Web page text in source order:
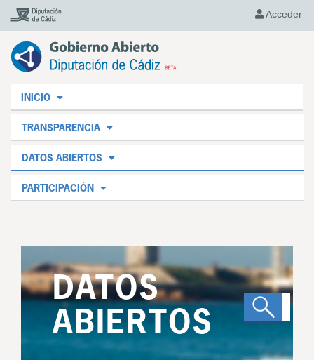
Acceder
INICIO
TRANSPARENCIA
DATOS ABIERTOS
PARTICIPACIÓN
DATOS
ABIERTOS